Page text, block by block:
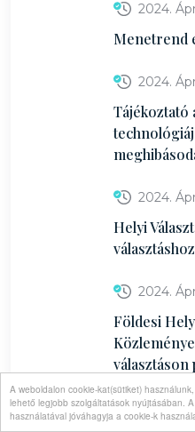
A weboldalon cookie-kat(sütiket)
lehető legjobb szolgáltatások nyújtásában.
használatával jóváhagyja a cookie-k
2024.
Menetrend
2024.
Tájékoztató
2024.
Helyi
2024.
Földesi
állításához
állításához
számának